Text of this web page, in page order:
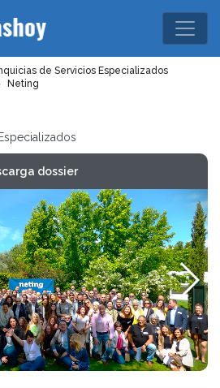
de Servicios Especializados
Neting
dossier